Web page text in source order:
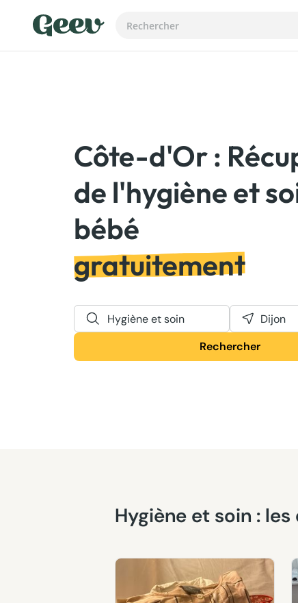
Côte-d'Or :
de l'hygiène et
gratuitement
Hygiène et soin
Dijon
Rechercher
Hygiène et soin :